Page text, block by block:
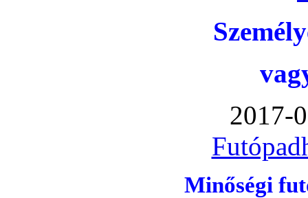
2017-
Minőségi